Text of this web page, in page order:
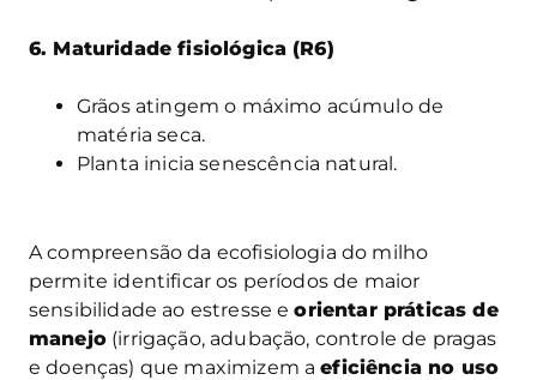
6. Maturidade fisiológica (R6)
Grãos atingem o máximo acúmulo de
matéria seca.
Planta inicia senescência natural.
A compreensão da ecofisiologia do milho
permite identificar os períodos de maior
sensibilidade ao estresse eorientar práticas de
manejo(irrigação, adubação, controle de pragas
e doenças) que maximizem aeficiência no uso